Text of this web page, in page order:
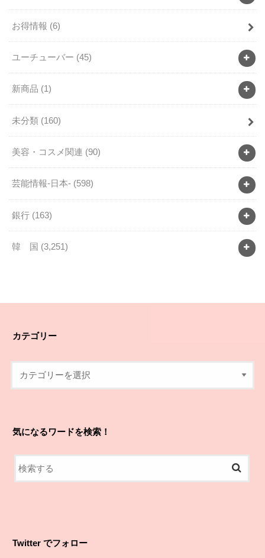
お得情報 (6)
ユーチューバー (45)
新商品 (1)
未分類 (160)
美容・コスメ関連 (90)
芸能情報-日本- (598)
銀行 (163)
韓 国 (3,251)
カテゴリー
気になるワードを検索！
Twitter でフォロー